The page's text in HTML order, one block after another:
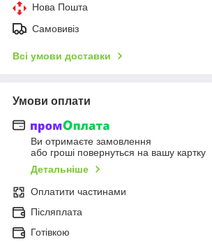
Нова Пошта
Самовивіз
Всі умови доставки
Умови оплати
Ви отримаєте замовлення
або гроші повернуться на вашу картку
Детальніше
Оплатити частинами
Післяплата
Готівкою